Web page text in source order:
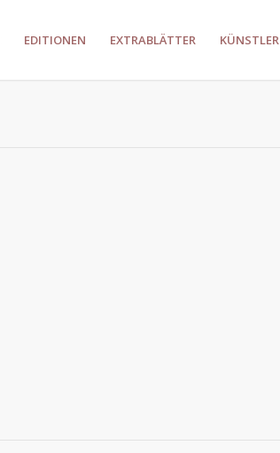
EDITIONEN EXTRABLÄTTER KÜNSTLER